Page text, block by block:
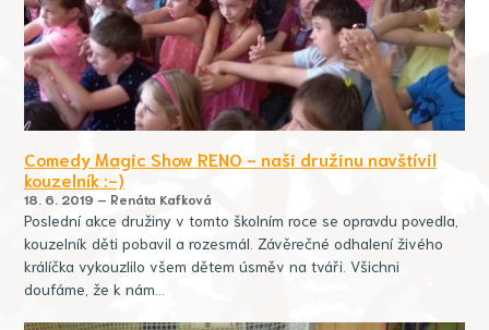
Comedy Magic Show RENO - naši družinu navštívil
kouzelník :-)
18. 6. 2019 – Renáta Kafková
Poslední akce družiny v tomto školním roce se opravdu povedla,
kouzelník děti pobavil a rozesmál. Závěrečné odhalení živého
králíčka vykouzlilo všem dětem úsměv na tváři. Všichni
doufáme, že k nám…